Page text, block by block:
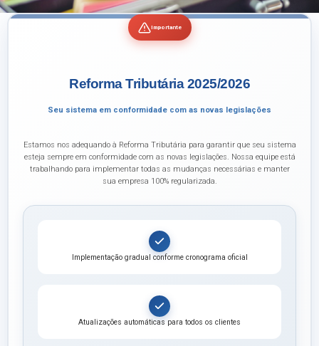
Importante
Reforma Tributária 2025/2026
Seu sistema em conformidade com as novas legislações
Estamos nos adequando à Reforma Tributária para garantir que seu sistema
esteja sempre em conformidade com as novas legislações. Nossa equipe está
trabalhando para implementar todas as mudanças necessárias e manter
sua empresa 100% regularizada.
Implementação gradual conforme cronograma oficial
Atualizações automáticas para todos os clientes